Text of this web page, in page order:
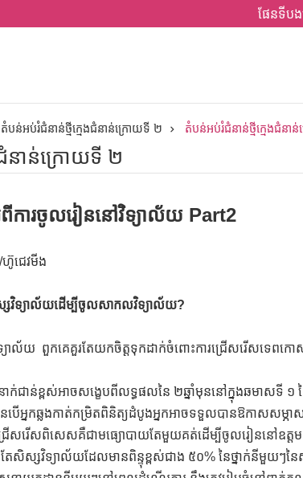
ផែនទីប
តំបន់អប់រំជំនាន់ថ្មីក្មេងជំនាន់ក្រោយទី ២ តំបន់អប់រំជំនាន់ថ្មីក្មេងជំន
ជំនាន់ក្រោយទី ២
ារចូលរៀននៅវិទ្យាល័យ Part2
ហ៊ូជេវមីង
សិស្សវិទ្យាល័យដើម្បីចូលសាកលវិទ្យាល័យ?
ល័យ ពួកគេគួរតែយកចិត្តទុកដាក់ចំពោះការជ្រើសរើសទេពក
ក់ជាន់ខ្ពស់អាចសង្ខេបពីលទ្ធផលនៃ ២ឆ្នាំមុននៅក្នុងឆមាសទី ១
ើអ្នកឆ្លងកាត់កម្រិតពិនិត្យដំបូងអ្នកអាចទទួលបានឱកាសសម្ភាស
រជ្រើសរើសពិសេសគឺជាមធ្យោបាយតែមួយគត់ដើម្បីចូលរៀននៅឧត្
តែសិស្សវិទ្យាល័យដែលមានពិន្ទុខ្ពស់ជាង ៥០% នៃថ្នាក់នីមួយៗ